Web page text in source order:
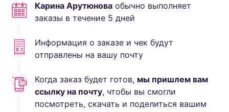
Карина Арутюнова обычно выполняет
заказы в течение 5 дней
Информация о заказе и чек будут
отправлены на вашу почту
Когда заказ будет готов, мы пришлем вам
ссылку на почту, чтобы вы смогли
посмотреть, скачать и поделиться вашим